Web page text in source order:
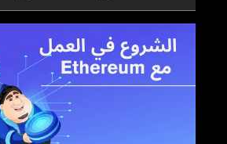
عمله وماهية تقنية سلسلة الكتل
المُجمَّعة.